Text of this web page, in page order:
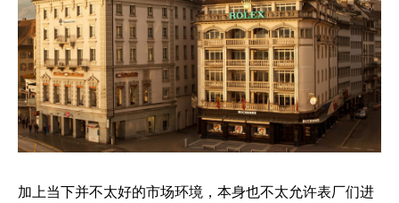
加上当下并不太好的市场环境，本身也不太允许表厂们进